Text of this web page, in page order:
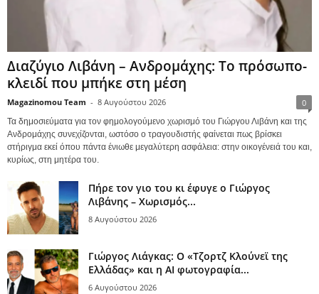
Διαζύγιο Λιβάνη – Ανδρομάχης: Το πρόσωπο-
κλειδί που μπήκε στη μέση
Magazinomou Team - 8 Αυγούστου 2026 0
Τα δημοσιεύματα για τον φημολογούμενο χωρισμό του Γιώργου Λιβάνη και της
Ανδρομάχης συνεχίζονται, ωστόσο ο τραγουδιστής φαίνεται πως βρίσκει
στήριγμα εκεί όπου πάντα ένιωθε μεγαλύτερη ασφάλεια: στην οικογένειά του και,
κυρίως, στη μητέρα του.
Πήρε τον γιο του κι έφυγε ο Γιώργος
Λιβάνης – Χωρισμός...
8 Αυγούστου 2026
Γιώργος Λιάγκας: Ο «Τζορτζ Κλούνεϊ της
Ελλάδας» και η AI φωτογραφία...
6 Αυγούστου 2026